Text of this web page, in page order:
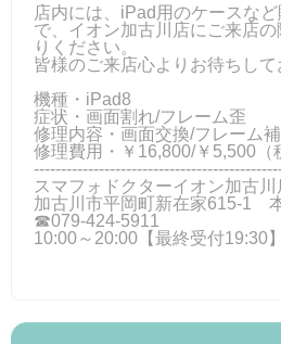
店内には、iPad用のケースな
で、イオン加古川店にご来店
りください。
皆様のご来店心よりお待ちして
機種・iPad8
症状・画面割れ/フレーム歪
修理内容・画面交換/フレーム
修理費用・￥16,800/￥5,500（
スマフォドクターイオン加古川
加古川市平岡町新在家615-1
☎079-424‐5911
10:00～20:00【最終受付19:30】